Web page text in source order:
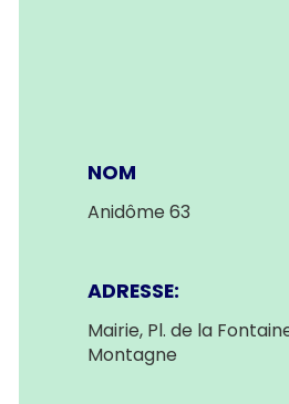
NOM
Anidôme 63
ADRESSE:
Mairie, Pl. de la
Montagne